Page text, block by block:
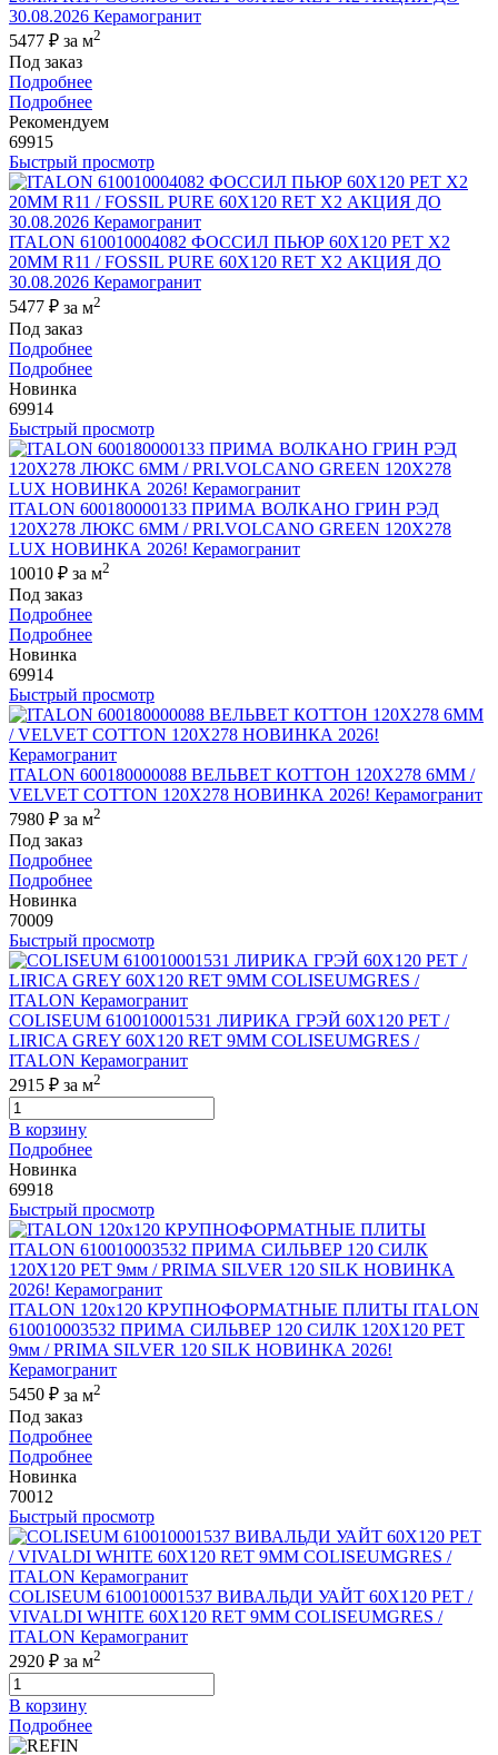
30.08.2026 Керамогранит
5477 ₽ за м2
Под заказ
Подробнее
Подробнее
Рекомендуем
69915
Быстрый просмотр
ITALON 610010004082 ФОССИЛ ПЬЮР 60X120 РЕТ Х2
20MM R11 / FOSSIL PURE 60X120 RET X2 АКЦИЯ ДО
30.08.2026 Керамогранит
5477 ₽ за м2
Под заказ
Подробнее
Подробнее
Новинка
69914
Быстрый просмотр
ITALON 600180000133 ПРИМА ВОЛКАНО ГРИН РЭД
120X278 ЛЮКС 6ММ / PRI.VOLCANO GREEN 120X278
LUX НОВИНКА 2026! Керамогранит
10010 ₽ за м2
Под заказ
Подробнее
Подробнее
Новинка
69914
Быстрый просмотр
ITALON 600180000088 ВЕЛЬВЕТ КОТТОН 120X278 6ММ /
VELVET COTTON 120X278 НОВИНКА 2026! Керамогранит
7980 ₽ за м2
Под заказ
Подробнее
Подробнее
Новинка
70009
Быстрый просмотр
COLISEUM 610010001531 ЛИРИКА ГРЭЙ 60X120 РЕТ /
LIRICA GREY 60X120 RET 9MM COLISEUMGRES /
ITALON Керамогранит
2915 ₽ за м2
В корзину
Подробнее
Новинка
69918
Быстрый просмотр
ITALON 120x120 КРУПНОФОРМАТНЫЕ ПЛИТЫ ITALON
610010003532 ПРИМА СИЛЬВЕР 120 СИЛК 120Х120 РЕТ
9мм / PRIMA SILVER 120 SILK НОВИНКА 2026!
Керамогранит
5450 ₽ за м2
Под заказ
Подробнее
Подробнее
Новинка
70012
Быстрый просмотр
COLISEUM 610010001537 ВИВАЛЬДИ УАЙТ 60X120 РЕТ /
VIVALDI WHITE 60X120 RET 9MM COLISEUMGRES /
ITALON Керамогранит
2920 ₽ за м2
В корзину
Подробнее